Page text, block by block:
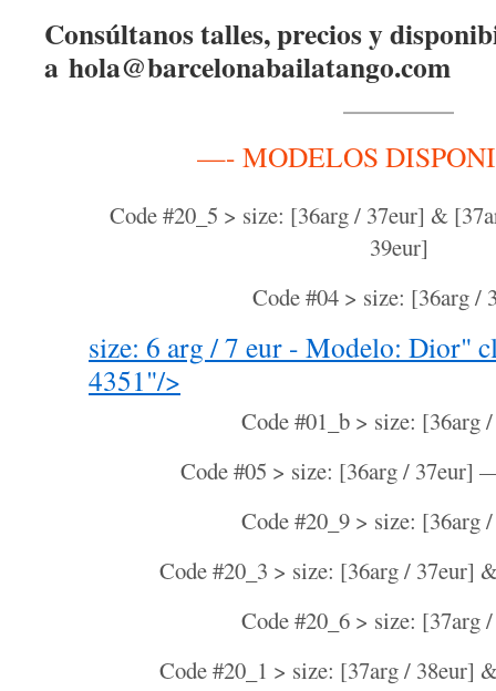
Consúltanos talles, precios y
a hola@barcelonabailatango.com
—- MODELOS
Code #20_5 > size: [36arg / 37eur] &
39eur]
Code #04 > size: [36arg /
size: 6 arg / 7 eur - Modelo: Dior"
4351"/>
Code #01_b > size: [36arg
Code #05 > size: [36arg / 37eur]
Code #20_9 > size: [36arg
Code #20_3 > size: [36arg / 37eur]
Code #20_6 > size: [37arg
Code #20_1 > size: [37arg / 38eur]